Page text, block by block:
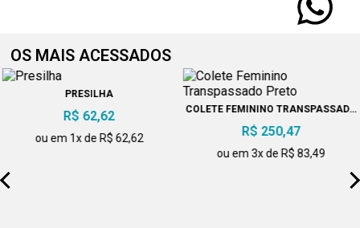
OS MAIS ACESSADOS
PRESILHA
R$ 62,62
ou em 1x de R$ 62,62
COLETE FEMININO TRANSPASSADO
PRETO
R$ 250,47
ou em 3x de R$ 83,49